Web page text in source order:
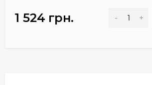
1 524 грн. - +